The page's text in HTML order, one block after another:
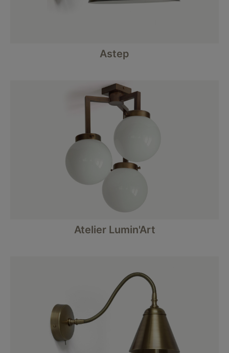
Astep
Atelier Lumin'Art